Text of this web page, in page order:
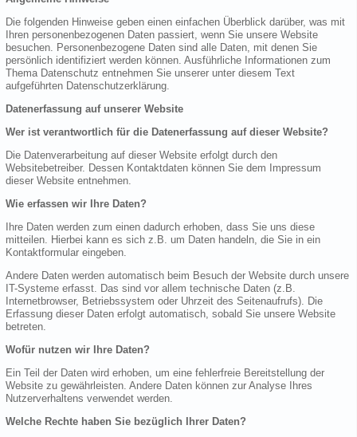
Die folgenden Hinweise geben einen einfachen Überblick darüber, was mit
Ihren personenbezogenen Daten passiert, wenn Sie unsere Website
besuchen. Personenbezogene Daten sind alle Daten, mit denen Sie
persönlich identifiziert werden können. Ausführliche Informationen zum
Thema Datenschutz entnehmen Sie unserer unter diesem Text
aufgeführten Datenschutzerklärung.
Datenerfassung auf unserer Website
Wer ist verantwortlich für die Datenerfassung auf dieser Website?
Die Datenverarbeitung auf dieser Website erfolgt durch den
Websitebetreiber. Dessen Kontaktdaten können Sie dem Impressum
dieser Website entnehmen.
Wie erfassen wir Ihre Daten?
Ihre Daten werden zum einen dadurch erhoben, dass Sie uns diese
mitteilen. Hierbei kann es sich z.B. um Daten handeln, die Sie in ein
Kontaktformular eingeben.
Andere Daten werden automatisch beim Besuch der Website durch unsere
IT-Systeme erfasst. Das sind vor allem technische Daten (z.B.
Internetbrowser, Betriebssystem oder Uhrzeit des Seitenaufrufs). Die
Erfassung dieser Daten erfolgt automatisch, sobald Sie unsere Website
betreten.
Wofür nutzen wir Ihre Daten?
Ein Teil der Daten wird erhoben, um eine fehlerfreie Bereitstellung der
Website zu gewährleisten. Andere Daten können zur Analyse Ihres
Nutzerverhaltens verwendet werden.
Welche Rechte haben Sie bezüglich Ihrer Daten?